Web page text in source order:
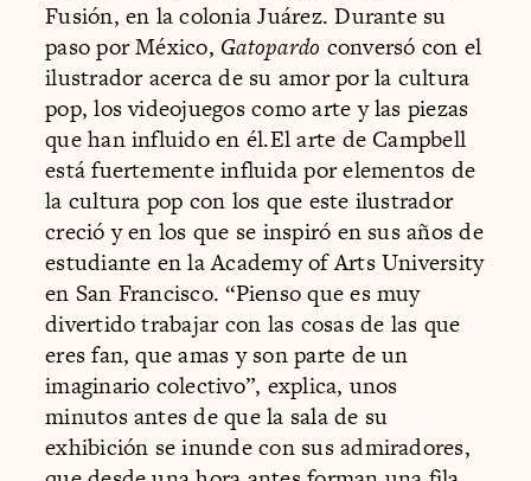
Fusión, en la colonia Juárez. Durante su
paso por México, Gatopardo conversó con el
ilustrador acerca de su amor por la cultura
pop, los videojuegos como arte y las piezas
que han influido en él.El arte de Campbell
está fuertemente influida por elementos de
la cultura pop con los que este ilustrador
creció y en los que se inspiró en sus años de
estudiante en la Academy of Arts University
en San Francisco. “Pienso que es muy
divertido trabajar con las cosas de las que
eres fan, que amas y son parte de un
imaginario colectivo”, explica, unos
minutos antes de que la sala de su
exhibición se inunde con sus admiradores,